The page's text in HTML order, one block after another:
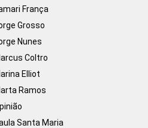
França
Grosso
Nunes
Coltro
Elliot
Ramos
Santa Maria